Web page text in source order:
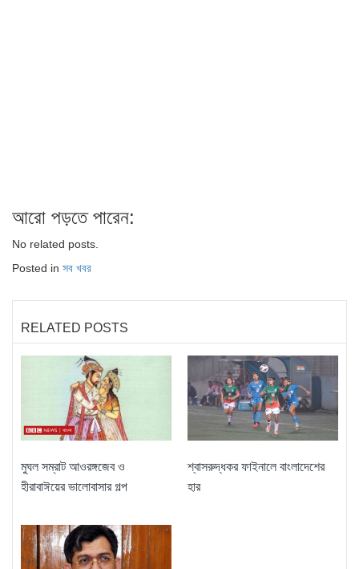
আরো পড়তে পারেন:
No related posts.
Posted in সব খবর
RELATED POSTS
মুঘল সম্রাট আওরঙ্গজেব ও
হীরাবাঈয়ের ভালোবাসার গল্প
শ্বাসরুদ্ধকর ফাইনালে বাংলাদেশের
হার